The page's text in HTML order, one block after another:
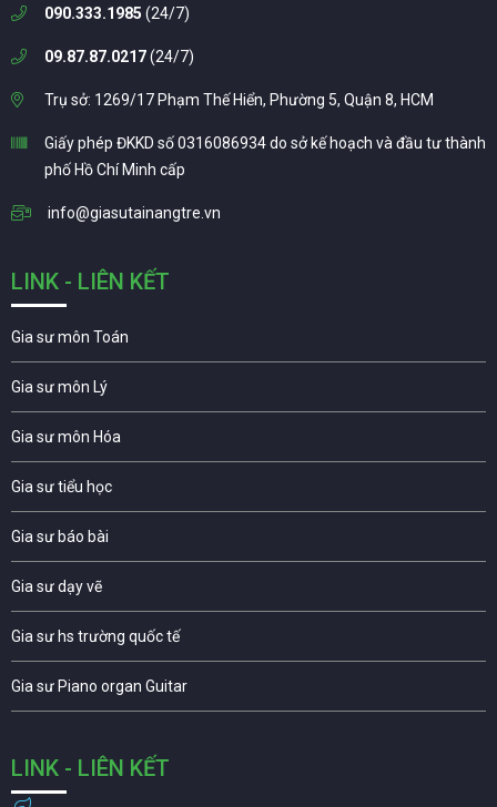
090.333.1985 (24/7)
09.87.87.0217(24/7)
Trụ sở: 1269/17 Phạm Thế Hiển, Phường 5, Quận 8, HCM
Giấy phép ĐKKD số 0316086934 do sở kế hoạch và đầu tư thành
phố Hồ Chí Minh cấp
info@giasutainangtre.vn
LINK - LIÊN KẾT
Gia sư môn Toán
Gia sư môn Lý
Gia sư môn Hóa
Gia sư tiểu học
Gia sư báo bài
Gia sư dạy vẽ
Gia sư hs trường quốc tế
Gia sư Piano organ Guitar
LINK - LIÊN KẾT